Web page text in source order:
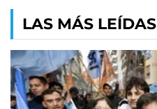
LAS MÁS LEÍDAS